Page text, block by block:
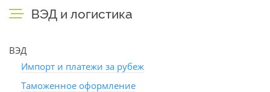
ВЭД и логистика
ВЭД
Импорт и платежи за рубеж
Таможенное оформление